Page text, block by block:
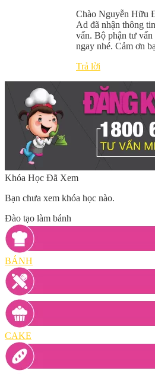
Chào Nguyễn Hữu
Ad đã nhận thông
vấn. Bộ phận tư vấn
ngay nhé. Cảm ơn
Trả lời
Khóa Học Đã Xem
Bạn chưa xem khóa học nào.
Đào tạo làm bánh
BÁNH
CAKE